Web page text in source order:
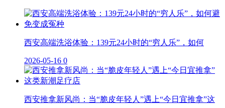
西安高端洗浴体验：139元24小时的“穷人乐”，如何
2026-05-16 0
西安推拿新风尚：当“脆皮年轻人”遇上“今日宜推拿”这